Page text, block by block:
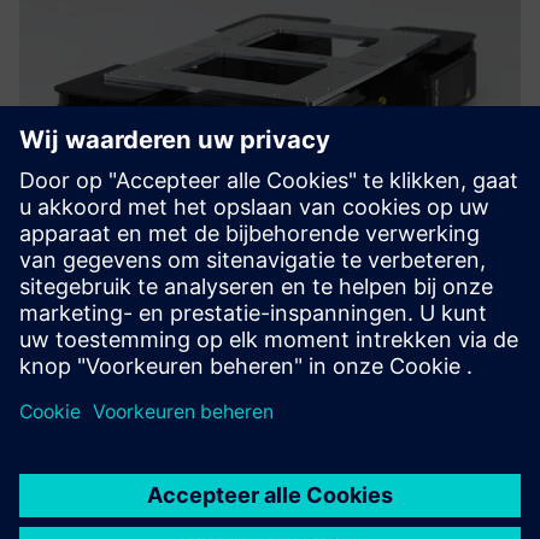
VERHAAL VAN EEN KLANT
Het wiel opnieuw uitvinden met
robots voor op de fabrieksvloer
Bedrijf: Wheel.Me
Sector: Elektronica en halfgeleiders
Grootte: Small
Locatie: Oslo, Noorwegen